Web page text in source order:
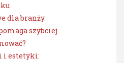
dla branży
szybciej
i estetyki: